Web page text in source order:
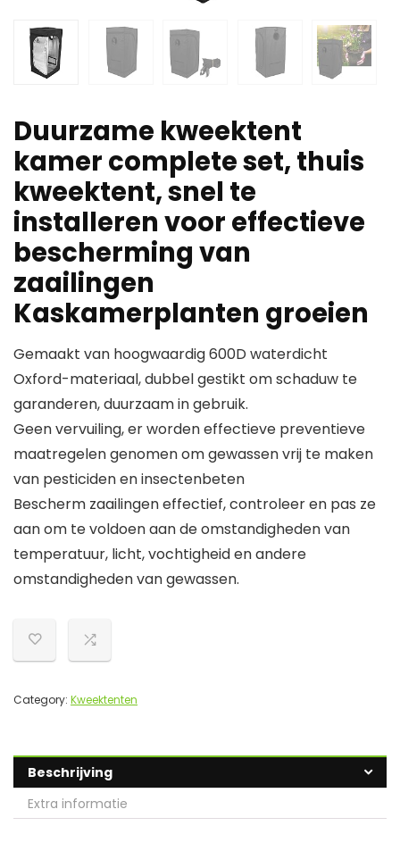
Duurzame kweektent
kamer complete set, thuis
kweektent, snel te
installeren voor effectieve
bescherming van
zaailingen
Kaskamerplanten groeien
Gemaakt van hoogwaardig 600D waterdicht
Oxford-materiaal, dubbel gestikt om schaduw te
garanderen, duurzaam in gebruik.
Geen vervuiling, er worden effectieve preventieve
maatregelen genomen om gewassen vrij te maken
van pesticiden en insectenbeten
Bescherm zaailingen effectief, controleer en pas ze
aan om te voldoen aan de omstandigheden van
temperatuur, licht, vochtigheid en andere
omstandigheden van gewassen.
Category: Kweektenten
Beschrijving
Extra informatie